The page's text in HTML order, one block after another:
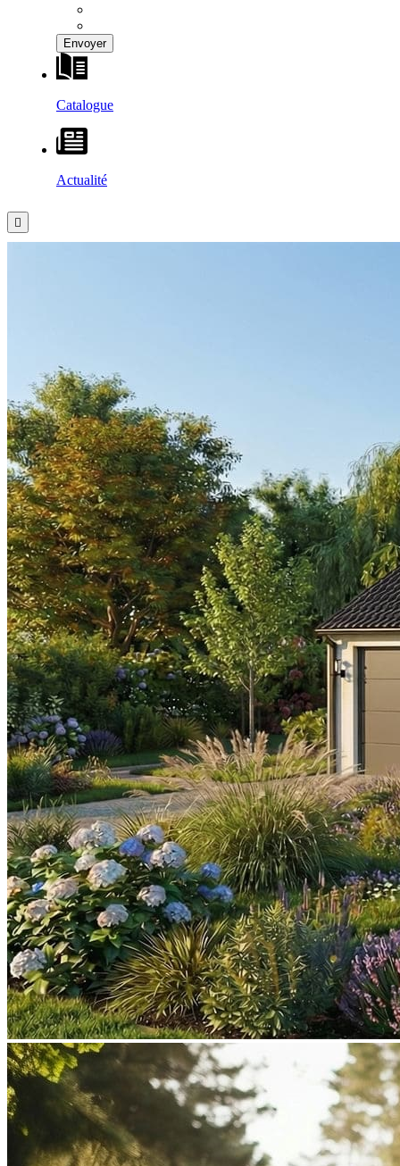
Catalogue
Actualité